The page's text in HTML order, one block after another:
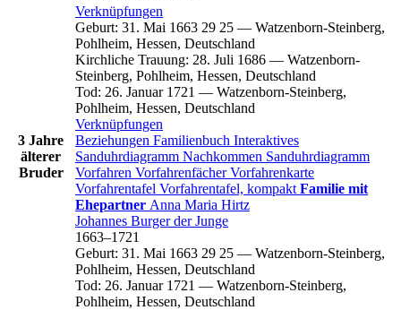
3 Jahre
älterer
Bruder
Verknüpfungen
Geburt: 31. Mai 1663 29 25 — Watzenborn-Steinberg,
Pohlheim, Hessen, Deutschland
Kirchliche Trauung: 28. Juli 1686 — Watzenborn-
Steinberg, Pohlheim, Hessen, Deutschland
Tod: 26. Januar 1721 — Watzenborn-Steinberg,
Pohlheim, Hessen, Deutschland
Verknüpfungen
Beziehungen Familienbuch Interaktives
Sanduhrdiagramm Nachkommen Sanduhrdiagramm
Vorfahren VorfahrenfächerVorfahrenkarte
Vorfahrentafel Vorfahrentafel, kompakt Familie mit
Ehepartner Anna Maria Hirtz
Johannes Burgerder Junge
1663–1721
Geburt: 31. Mai 1663 29 25 — Watzenborn-Steinberg,
Pohlheim, Hessen, Deutschland
Tod: 26. Januar 1721 — Watzenborn-Steinberg,
Pohlheim, Hessen, Deutschland